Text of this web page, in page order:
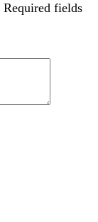
Required fields